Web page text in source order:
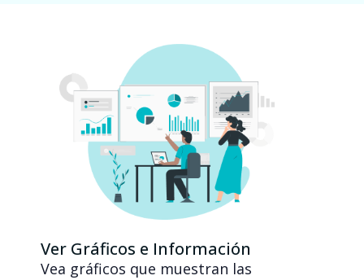
Ver Gráficos e Información
Vea gráficos que muestran las